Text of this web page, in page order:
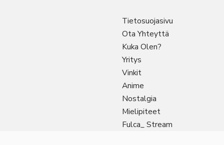
Tietosuojasivu
Ota Yhteyttä
Kuka Olen?
Yritys
Vinkit
Anime
Nostalgia
Mielipiteet
Fulca_ Stream